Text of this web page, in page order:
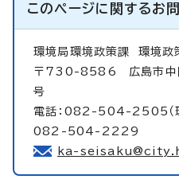
このページに関するお
環境局環境政策課 環境政
〒730-8586 広島市中
号
電話：082-504-2505（環
082-504-2229
ka-